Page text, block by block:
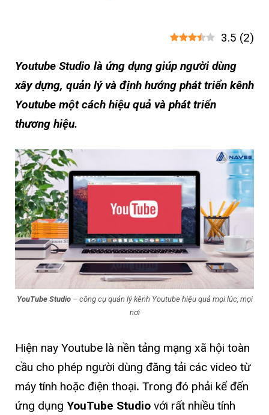
3.5 (2)
Youtube Studio là ứng dụng giúp người dùng
xây dựng, quản lý và định hướng phát triển kênh
Youtube một cách hiệu quả và phát triển
thương hiệu.
YouTube Studio– công cụ quản lý kênh Youtube hiệu quả mọi lúc, mọi
nơi
Hiện nay Youtube là nền tảng mạng xã hội toàn
cầu cho phép người dùng đăng tải các video từ
máy tính hoặc điện thoại. Trong đó phải kể đến
ứng dụng YouTube Studio với rất nhiều tính